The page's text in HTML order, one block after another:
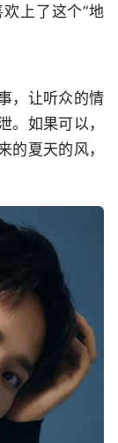
上了这个“地
，让听众的情
。如果可以，
的夏天的风，